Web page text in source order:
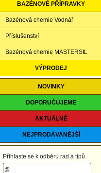
BAZÉNOVÉ PŘÍPRAVKY
Bazénová chemie Vodnář
Příslušenství
Bazénová chemie MASTERSIL
VÝPRODEJ
NOVINKY
DOPORUČUJEME
AKTUÁLNĚ
NEJPRODÁVANĚJŠÍ
Přihlaste se k odběru rad a tipů